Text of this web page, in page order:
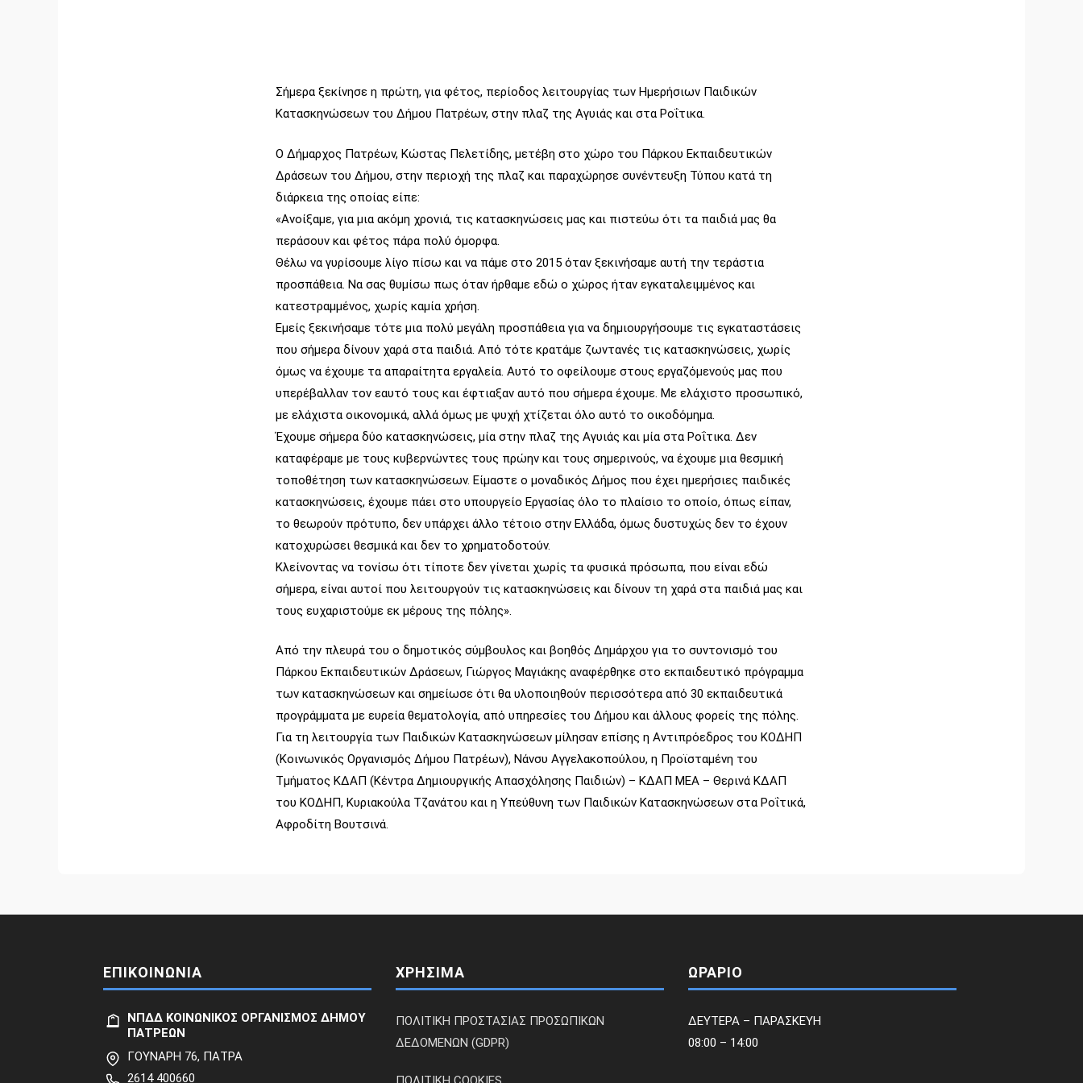
Σήμερα ξεκίνησε η πρώτη, για φέτος, περίοδος λειτουργίας των Ημερήσιων Παιδικών
Κατασκηνώσεων του Δήμου Πατρέων, στην πλαζ της Αγυιάς και στα Ροΐτικα.
Ο Δήμαρχος Πατρέων, Κώστας Πελετίδης, μετέβη στο χώρο του Πάρκου Εκπαιδευτικών
Δράσεων του Δήμου, στην περιοχή της πλαζ και παραχώρησε συνέντευξη Τύπου κατά τη
διάρκεια της οποίας είπε:
«Ανοίξαμε, για μια ακόμη χρονιά, τις κατασκηνώσεις μας και πιστεύω ότι τα παιδιά μας θα
περάσουν και φέτος πάρα πολύ όμορφα.
Θέλω να γυρίσουμε λίγο πίσω και να πάμε στο 2015 όταν ξεκινήσαμε αυτή την τεράστια
προσπάθεια. Να σας θυμίσω πως όταν ήρθαμε εδώ ο χώρος ήταν εγκαταλειμμένος και
κατεστραμμένος, χωρίς καμία χρήση.
Εμείς ξεκινήσαμε τότε μια πολύ μεγάλη προσπάθεια για να δημιουργήσουμε τις εγκαταστάσεις
που σήμερα δίνουν χαρά στα παιδιά. Από τότε κρατάμε ζωντανές τις κατασκηνώσεις, χωρίς
όμως να έχουμε τα απαραίτητα εργαλεία. Αυτό το οφείλουμε στους εργαζόμενούς μας που
υπερέβαλλαν τον εαυτό τους και έφτιαξαν αυτό που σήμερα έχουμε. Με ελάχιστο προσωπικό,
με ελάχιστα οικονομικά, αλλά όμως με ψυχή χτίζεται όλο αυτό το οικοδόμημα.
Έχουμε σήμερα δύο κατασκηνώσεις, μία στην πλαζ της Αγυιάς και μία στα Ροΐτικα. Δεν
καταφέραμε με τους κυβερνώντες τους πρώην και τους σημερινούς, να έχουμε μια θεσμική
τοποθέτηση των κατασκηνώσεων. Είμαστε ο μοναδικός Δήμος που έχει ημερήσιες παιδικές
κατασκηνώσεις, έχουμε πάει στο υπουργείο Εργασίας όλο το πλαίσιο το οποίο, όπως είπαν,
το θεωρούν πρότυπο, δεν υπάρχει άλλο τέτοιο στην Ελλάδα, όμως δυστυχώς δεν το έχουν
κατοχυρώσει θεσμικά και δεν το χρηματοδοτούν.
Κλείνοντας να τονίσω ότι τίποτε δεν γίνεται χωρίς τα φυσικά πρόσωπα, που είναι εδώ
σήμερα, είναι αυτοί που λειτουργούν τις κατασκηνώσεις και δίνουν τη χαρά στα παιδιά μας και
τους ευχαριστούμε εκ μέρους της πόλης».
Από την πλευρά του ο δημοτικός σύμβουλος και βοηθός Δημάρχου για το συντονισμό του
Πάρκου Εκπαιδευτικών Δράσεων, Γιώργος Μαγιάκης αναφέρθηκε στο εκπαιδευτικό πρόγραμμα
των κατασκηνώσεων και σημείωσε ότι θα υλοποιηθούν περισσότερα από 30 εκπαιδευτικά
προγράμματα με ευρεία θεματολογία, από υπηρεσίες του Δήμου και άλλους φορείς της πόλης.
Για τη λειτουργία των Παιδικών Κατασκηνώσεων μίλησαν επίσης η Αντιπρόεδρος του ΚΟΔΗΠ
(Κοινωνικός Οργανισμός Δήμου Πατρέων), Νάνσυ Αγγελακοπούλου, η Προϊσταμένη του
Τμήματος ΚΔΑΠ (Κέντρα Δημιουργικής Απασχόλησης Παιδιών) – ΚΔΑΠ ΜΕΑ – Θερινά ΚΔΑΠ
του ΚΟΔΗΠ, Κυριακούλα Τζανάτου και η Υπεύθυνη των Παιδικών Κατασκηνώσεων στα Ροΐτικά,
Αφροδίτη Βουτσινά.
ΕΠΙΚΟΙΝΩΝΙΑ
ΝΠΔΔ ΚΟΙΝΩΝΙΚΟΣ ΟΡΓΑΝΙΣΜΟΣ ΔΗΜΟΥ
ΠΑΤΡΕΩΝ
ΓΟΥΝΑΡΗ 76, ΠΑΤΡΑ
2614 400660
ΧΡΗΣΙΜΑ
ΠΟΛΙΤΙΚΗ ΠΡΟΣΤΑΣΙΑΣ ΠΡΟΣΩΠΙΚΩΝ
ΔΕΔΟΜΕΝΩΝ (GDPR)
ΩΡΑΡΙΟ
ΔΕΥΤΕΡΑ – ΠΑΡΑΣΚΕΥΗ
08:00 – 14:00